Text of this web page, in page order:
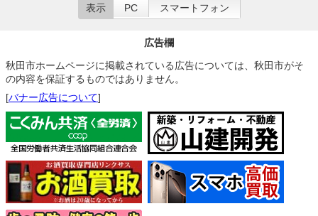
表示 PC スマートフォン
広告欄
秋田市ホームページに掲載されている広告については、秋田市がそ
の内容を保証するものではありません。
[バナー広告について]